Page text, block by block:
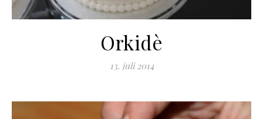
Orkidè
13. juli 2014